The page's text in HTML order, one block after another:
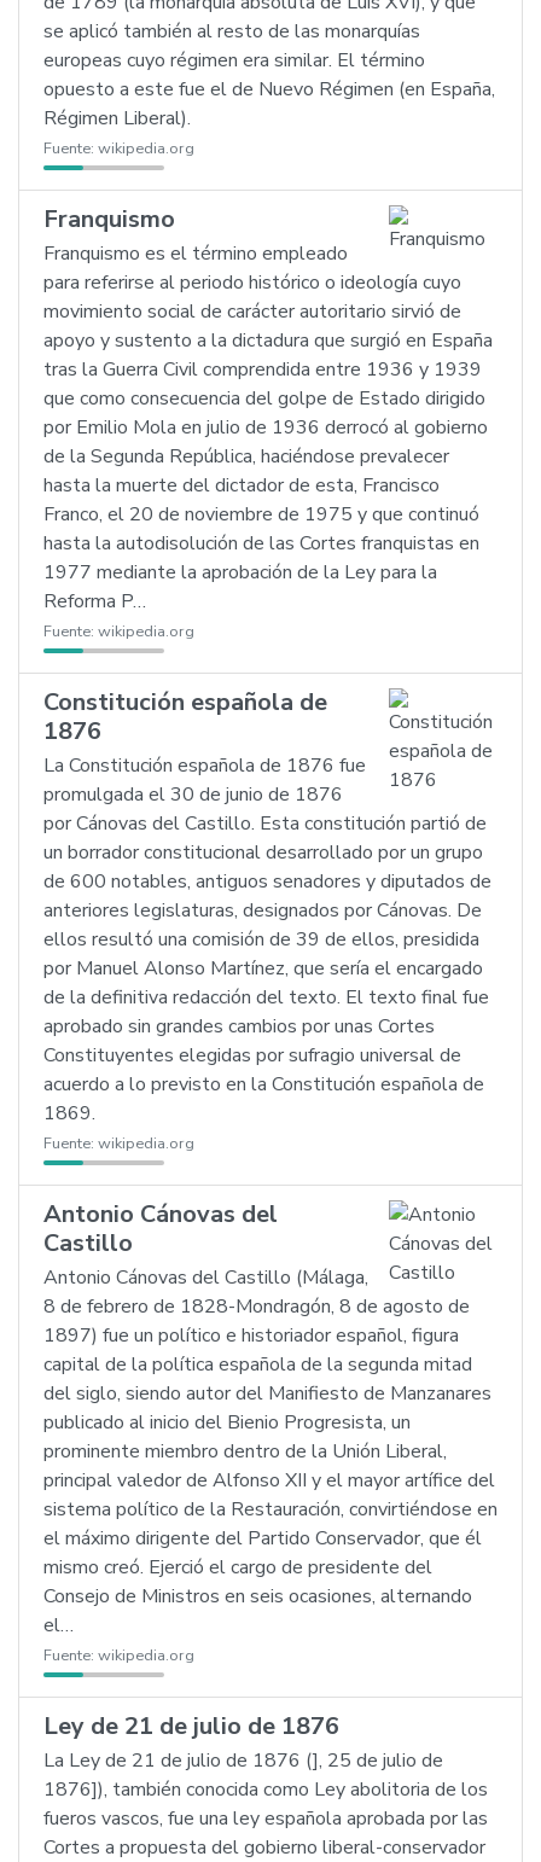
se aplicó también al resto de las monarquías
europeas cuyo régimen era similar. El término
opuesto a este fue el de Nuevo Régimen (en España,
Régimen Liberal).
Fuente: wikipedia.org
Franquismo
Franquismo es el término empleado
para referirse al periodo histórico o ideología cuyo
movimiento social de carácter autoritario sirvió de
apoyo y sustento a la dictadura que surgió en España
tras la Guerra Civil comprendida entre 1936 y 1939
que como consecuencia del golpe de Estado dirigido
por Emilio Mola en julio de 1936 derrocó al gobierno
de la Segunda República, haciéndose prevalecer
hasta la muerte del dictador de esta, Francisco
Franco, el 20 de noviembre de 1975 y que continuó
hasta la autodisolución de las Cortes franquistas en
1977 mediante la aprobación de la Ley para la
Reforma P…
Fuente: wikipedia.org
Constitución española de
1876
La Constitución española de 1876 fue
promulgada el 30 de junio de 1876
por Cánovas del Castillo. Esta constitución partió de
un borrador constitucional desarrollado por un grupo
de 600 notables, antiguos senadores y diputados de
anteriores legislaturas, designados por Cánovas. De
ellos resultó una comisión de 39 de ellos, presidida
por Manuel Alonso Martínez, que sería el encargado
de la definitiva redacción del texto. El texto final fue
aprobado sin grandes cambios por unas Cortes
Constituyentes elegidas por sufragio universal de
acuerdo a lo previsto en la Constitución española de
1869.
Fuente: wikipedia.org
Antonio Cánovas del
Castillo
Antonio Cánovas del Castillo (Málaga,
8 de febrero de 1828-Mondragón, 8 de agosto de
1897) fue un político e historiador español, figura
capital de la política española de la segunda mitad
del siglo, siendo autor del Manifiesto de Manzanares
publicado al inicio del Bienio Progresista, un
prominente miembro dentro de la Unión Liberal,
principal valedor de Alfonso XII y el mayor artífice del
sistema político de la Restauración, convirtiéndose en
el máximo dirigente del Partido Conservador, que él
mismo creó. Ejerció el cargo de presidente del
Consejo de Ministros en seis ocasiones, alternando
el…
Fuente: wikipedia.org
Ley de 21 de julio de 1876
La Ley de 21 de julio de 1876 (], 25 de julio de
1876]), también conocida como Ley abolitoria de los
fueros vascos, fue una ley española aprobada por las
Cortes a propuesta del gobierno liberal-conservador